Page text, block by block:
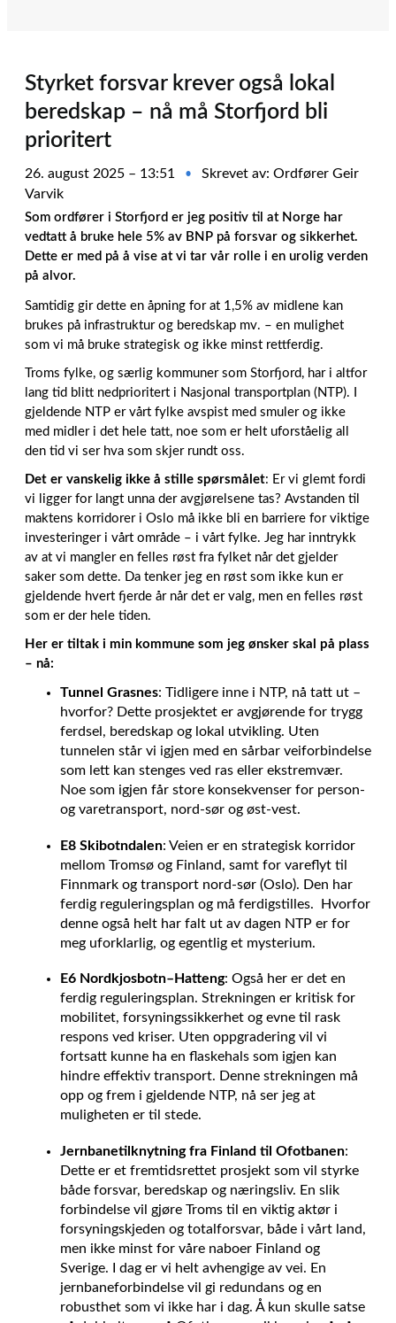
Styrket forsvar krever også lokal
beredskap – nå må Storfjord bli
prioritert
26. august 2025 – 13:51 •
Skrevet av: Ordfører Geir
Varvik
Som ordfører i Storfjord er jeg positiv til at Norge har
vedtatt å bruke hele 5% av BNP på forsvar og sikkerhet.
Dette er med på å vise at vi tar vår rolle i en urolig verden
på alvor.
Samtidig gir dette en åpning for at 1,5% av midlene kan
brukes på infrastruktur og beredskap mv. – en mulighet
som vi må bruke strategisk og ikke minst rettferdig.
Troms fylke, og særlig kommuner som Storfjord, har i altfor
lang tid blitt nedprioritert i Nasjonal transportplan (NTP). I
gjeldende NTP er vårt fylke avspist med smuler og ikke
med midler i det hele tatt, noe som er helt uforståelig all
den tid vi ser hva som skjer rundt oss.
Det er vanskelig ikke å stille spørsmålet: Er vi glemt fordi
vi ligger for langt unna der avgjørelsene tas? Avstanden til
maktens korridorer i Oslo må ikke bli en barriere for viktige
investeringer i vårt område – i vårt fylke. Jeg har inntrykk
av at vi mangler en felles røst fra fylket når det gjelder
saker som dette. Da tenker jeg en røst som ikke kun er
gjeldende hvert fjerde år når det er valg, men en felles røst
som er der hele tiden.
Her er tiltak i min kommune som jeg ønsker skal på plass
– nå:
Tunnel Grasnes: Tidligere inne i NTP, nå tatt ut –
hvorfor? Dette prosjektet er avgjørende for trygg
ferdsel, beredskap og lokal utvikling. Uten
tunnelen står vi igjen med en sårbar veiforbindelse
som lett kan stenges ved ras eller ekstremvær.
Noe som igjen får store konsekvenser for person-
og varetransport, nord-sør og øst-vest.
E8 Skibotndalen: Veien er en strategisk korridor
mellom Tromsø og Finland, samt for vareflyt til
Finnmark og transport nord-sør (Oslo). Den har
ferdig reguleringsplan og må ferdigstilles. Hvorfor
denne også helt har falt ut av dagen NTP er for
meg uforklarlig, og egentlig et mysterium.
E6 Nordkjosbotn–Hatteng: Også her er det en
ferdig reguleringsplan. Strekningen er kritisk for
mobilitet, forsyningssikkerhet og evne til rask
respons ved kriser. Uten oppgradering vil vi
fortsatt kunne ha en flaskehals som igjen kan
hindre effektiv transport. Denne strekningen må
opp og frem i gjeldende NTP, nå ser jeg at
muligheten er til stede.
Jernbanetilknytning fra Finland til Ofotbanen:
Dette er et fremtidsrettet prosjekt som vil styrke
både forsvar, beredskap og næringsliv. En slik
forbindelse vil gjøre Troms til en viktig aktør i
forsyningskjeden og totalforsvar, både i vårt land,
men ikke minst for våre naboer Finland og
Sverige. I dag er vi helt avhengige av vei. En
jernbaneforbindelse vil gi redundans og en
robusthet som vi ikke har i dag. Å kun skulle satse